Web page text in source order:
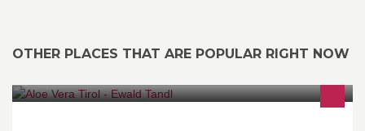
OTHER PLACES THAT ARE POPULAR RIGHT NOW